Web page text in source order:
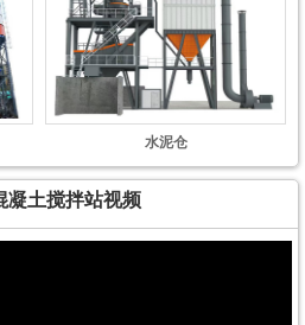
水泥仓
凝土搅拌站视频